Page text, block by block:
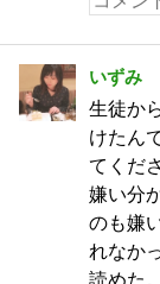
いずみ
生徒か
けたん
てくだ
嫌い分
のも嫌
れなか
読めた